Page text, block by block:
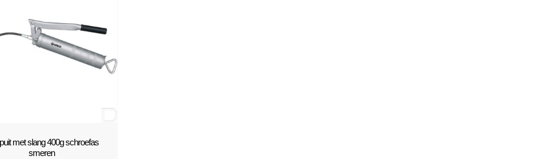
met slang 400g schroefas
smeren